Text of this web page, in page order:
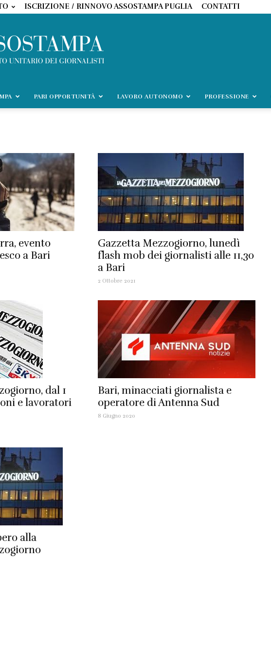
ISCRIZIONE / RINNOVO ASSOSTAMPA PUGLIA CONTATTI
PARI OPPORTUNITÀ LAVORO AUTONOMO PROFESSIONE
evento
a Bari
Gazzetta Mezzogiorno, lunedì
flash mob dei giornalisti alle 11,30
a Bari
2 Ottobre 2021
dal 1
e lavoratori
Bari, minacciati giornalista e
operatore di Antenna Sud
8 Giugno 2020
alla